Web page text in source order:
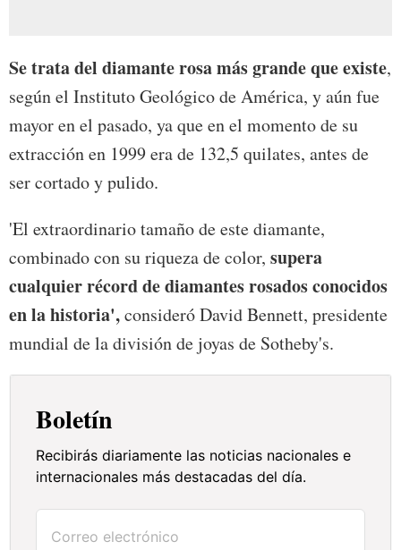
Se trata del diamante rosa más grande que existe,
según el Instituto Geológico de América, y aún fue
mayor en el pasado, ya que en el momento de su
extracción en 1999 era de 132,5 quilates, antes de
ser cortado y pulido.
'El extraordinario tamaño de este diamante,
combinado con su riqueza de color, supera
cualquier récord de diamantes rosados conocidos
en la historia',consideró David Bennett, presidente
mundial de la división de joyas de Sotheby's.
Boletín
Recibirás diariamente las noticias nacionales e
internacionales más destacadas del día.